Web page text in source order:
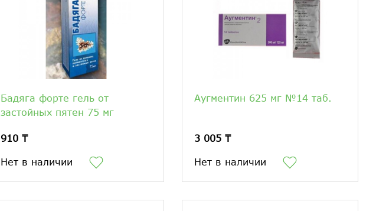
Бадяга форте гель от
застойных пятен 75 мг
910 ₸
Нет в наличии
Аугментин 625 мг №14 таб.
3 005 ₸
Нет в наличии